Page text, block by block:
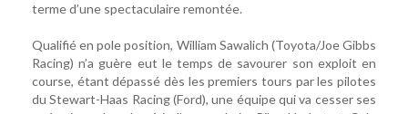
terme d’une spectaculaire remontée.
Qualifié en pole position, William Sawalich (Toyota/Joe Gibbs
Racing) n’a guère eut le temps de savourer son exploit en
course, étant dépassé dès les premiers tours par les pilotes
du Stewart-Haas Racing (Ford), une équipe qui va cesser ses